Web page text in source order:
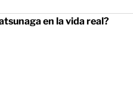
en la vida real?